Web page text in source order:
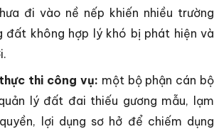
đi vào nề nếp khiến nhiều trường
đất không hợp lý khó bị phát hiện và
thi công vụ: một bộ phận cán bộ
lý đất đai thiếu gương mẫu, lạm
lợi dụng sơ hở để chiếm dụng